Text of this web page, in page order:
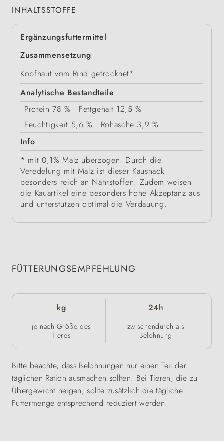
INHALTSSTOFFE
Ergänzungsfuttermittel
Zusammensetzung
Kopfhaut vom Rind getrocknet*
Analytische Bestandteile
Protein 78 % Fettgehalt 12,5 %
Feuchtigkeit 5,6 % Rohasche 3,9 %
Info
* mit 0,1% Malz überzogen. Durch die
Veredelung mit Malz ist dieser Kausnack
besonders reich an Nährstoffen. Zudem weisen
die Kauartikel eine besonders hohe Akzeptanz aus
und unterstützen optimal die Verdauung.
FÜTTERUNGSEMPFEHLUNG
kg 24h
je nach Größe des
Tieres
zwischendurch als
Belohnung
Bitte beachte, dass Belohnungen nur einen Teil der
täglichen Ration ausmachen sollten. Bei Tieren, die zu
Übergewicht neigen, sollte zusätzlich die tägliche
Futtermenge entsprechend reduziert werden.